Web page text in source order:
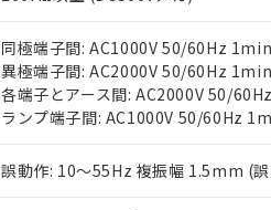
同極端子間: AC1000V 50/60Hz 1min
異極端子間: AC2000V 50/60Hz 1min
各端子とアース間: AC2000V 50/
ランプ端子間: AC1000V 50/60Hz
誤動作: 10～55Hz 複振幅 1.5mm (
オムロン制御機器販売店や
在庫状況および標準価格結
す。
マイパーツ機能（部品リス
ている必要があります。
が、当社の製品・サービス
さい。
部品在庫の切り替え状況などによ
※3 非含有証明書ダウンロー
下記の非含有証明書をダウンロー
※2 環境保護使用期限
「ｅ」：有害物質（10物質）の
「10」：通常の使用状況下にお
味します。
「－」：未確認です。当社販売
また当社は、販売先および
たしません。
－
在庫なし(最新の在庫状
機器販売店・当社販売
空
白
受注生産機種、また在